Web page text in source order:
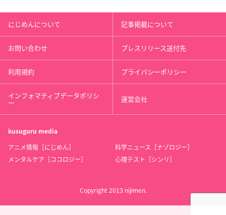
にじめんについて 記事掲載について
お問い合わせ プレスリリース送付先
利用規約 プライバシーポリシー
インフォマティブデータポリシ
ー 運営会社
kusuguru media
アニメ情報［にじめん］
科学ニュース［ナゾロジー］
メンタルケア［ココロジー］
心理テスト［シンリ］
Copyright 2013 nijimen.